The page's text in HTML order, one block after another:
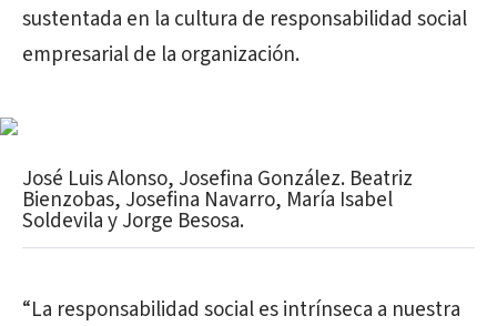
sustentada en la cultura de responsabilidad social
empresarial de la organización.
José Luis Alonso, Josefina González. Beatriz
Bienzobas, Josefina Navarro, María Isabel
Soldevila y Jorge Besosa.
“La responsabilidad social es intrínseca a nuestra